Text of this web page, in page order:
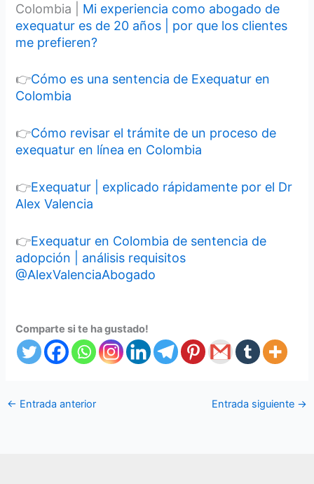
Colombia | Mi experiencia como abogado de
exequatur es de 20 años | por que los clientes
me prefieren?
👉Cómo es una sentencia de Exequatur en
Colombia
👉Cómo revisar el trámite de un proceso de
exequatur en línea en Colombia
👉Exequatur | explicado rápidamente por el Dr
Alex Valencia
👉Exequatur en Colombia de sentencia de
adopción | análisis requisitos
@AlexValenciaAbogado
Comparte si te ha gustado!
← Entrada anterior Entrada siguiente →